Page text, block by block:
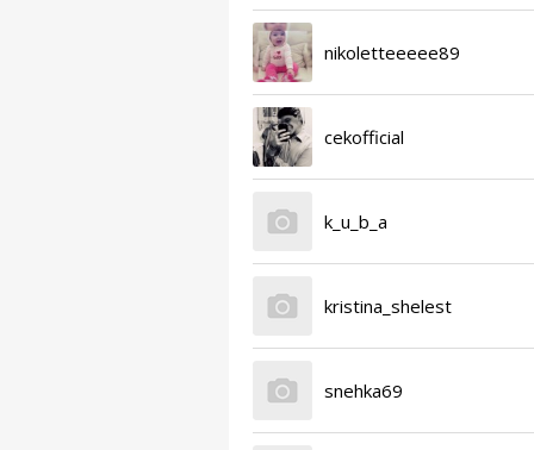
nikoletteeeee89
cekofficial
k_u_b_a
kristina_shelest
snehka69